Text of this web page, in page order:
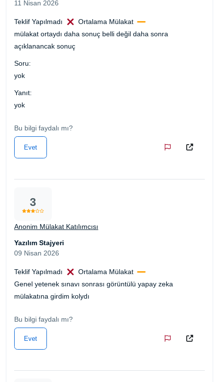
11 Nisan 2026
Teklif Yapılmadı
Ortalama Mülakat
mülakat ortaydı daha sonuç belli değil daha sonra
açıklanancak sonuç
Soru:
yok
Yanıt:
yok
Bu bilgi faydalı mı?
Evet
3
Anonim Mülakat Katılımcısı
Yazılım Stajyeri
09 Nisan 2026
Teklif Yapılmadı
Ortalama Mülakat
Genel yetenek sınavı sonrası görüntülü yapay zeka
mülakatına girdim kolydı
Bu bilgi faydalı mı?
Evet